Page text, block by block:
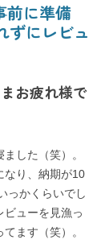
前に準備
ずにレビュ
お疲れ様で
した（笑）。
なり、納期が10
っかくらいでし
ビューを見漁っ
ます（笑）。